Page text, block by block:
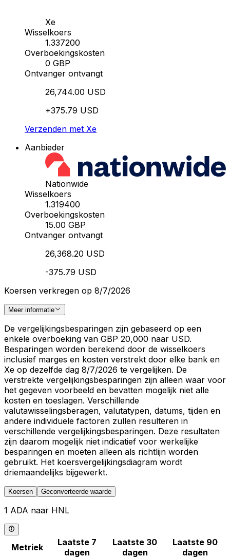
Xe
Wisselkoers
1.337200
Overboekingskosten
0 GBP
Ontvanger ontvangt
26,744.00 USD
+375.79 USD
Verzenden met Xe
Aanbieder
Nationwide
Wisselkoers
1.319400
Overboekingskosten
15.00 GBP
Ontvanger ontvangt
26,368.20 USD
-375.79 USD
Koersen verkregen op 8/7/2026
Meer informatie
De vergelijkingsbesparingen zijn gebaseerd op een
enkele overboeking van GBP 20,000 naar USD.
Besparingen worden berekend door de wisselkoers
inclusief marges en kosten verstrekt door elke bank en
Xe op dezelfde dag 8/7/2026 te vergelijken. De
verstrekte vergelijkingsbesparingen zijn alleen waar voor
het gegeven voorbeeld en bevatten mogelijk niet alle
kosten en toeslagen. Verschillende
valutawisselingsberagen, valutatypen, datums, tijden en
andere individuele factoren zullen resulteren in
verschillende vergelijkingsbesparingen. Deze resultaten
zijn daarom mogelijk niet indicatief voor werkelijke
besparingen en moeten alleen als richtlijn worden
gebruikt. Het koersvergelijkingsdiagram wordt
driemaandelijks bijgewerkt.
Koersen Geconverteerde waarde
1 ADA naar HNL
Metriek
Laatste 7
dagen
Laatste 30
dagen
Laatste 90
dagen